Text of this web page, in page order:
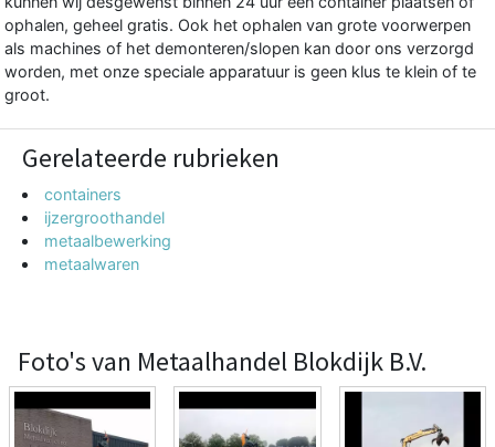
ophalen, geheel gratis. Ook het ophalen van grote voorwerpen
als machines of het demonteren/slopen kan door ons verzorgd
worden, met onze speciale apparatuur is geen klus te klein of te
groot.
Gerelateerde rubrieken
containers
ijzergroothandel
metaalbewerking
metaalwaren
Foto's van Metaalhandel Blokdijk B.V.